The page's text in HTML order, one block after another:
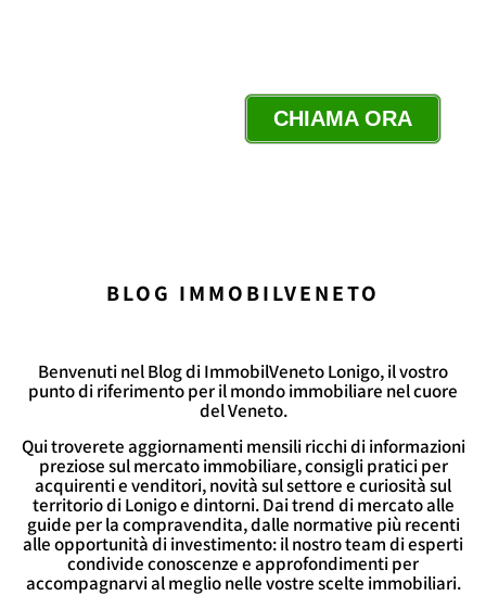
CHIAMA ORA
BLOG IMMOBILVENETO
Benvenuti nel Blog di ImmobilVeneto Lonigo, il vostro
punto di riferimento per il mondo immobiliare nel cuore
del Veneto.
Qui troverete aggiornamenti mensili ricchi di informazioni
preziose sul mercato immobiliare, consigli pratici per
acquirenti e venditori, novità sul settore e curiosità sul
territorio di Lonigo e dintorni. Dai trend di mercato alle
guide per la compravendita, dalle normative più recenti
alle opportunità di investimento: il nostro team di esperti
condivide conoscenze e approfondimenti per
accompagnarvi al meglio nelle vostre scelte immobiliari.